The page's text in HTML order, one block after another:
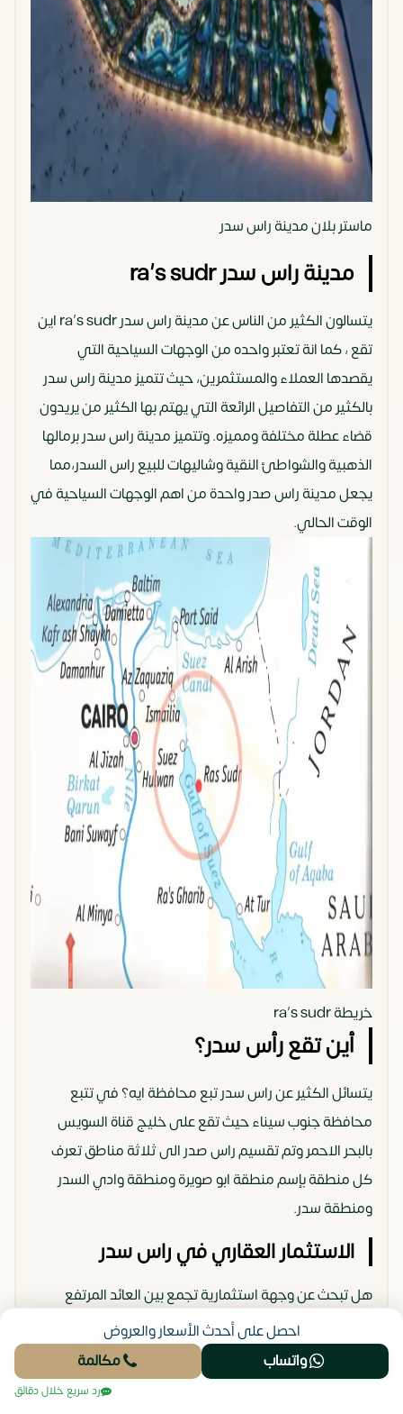
ماستر بلان مدينة راس سدر
مدينة راس سدر ra’s sudr
يتسالون الكثير من الناس عن مدينة راس سدر ra’s sudr اين
تقع ، كما انة تعتبر واحده من الوجهات السياحية التي
يقصدها العملاء والمستثمرين، حيث تتميز مدينة راس سدر
بالكثير من التفاصيل الرائعة التي يهتم بها الكثير من يريدون
قضاء عطلة مختلفة ومميزه. وتتميز مدينة راس سدر برمالها
الذهبية والشواطئ النقية وشاليهات للبيع راس السدر،مما
يجعل مدينة راس صدر واحدة من اهم الوجهات السياحية في
الوقت الحالي.
خريطة ra’s sudr
أين تقع رأس سدر؟
يتسائل الكثير عن راس سدر تبع محافظة ايه؟ في تتبع
محافظة جنوب سيناء حيث تقع على خليج قناة السويس
بالبحر الاحمر وتم تقسيم راس صدر الى ثلاثة مناطق تعرف
كل منطقة بإسم منطقة ابو صويرة ومنطقة وادي السدر
ومنطقة سدر.
الاستثمار العقاري في راس سدر
هل تبحث عن وجهة استثمارية تجمع بين العائد المرتفع
والموقع السياحي المميز؟ رأس سدر هي واحدة من أسرع
المناطق نموا في جنوب سيناء، وتتمتع بمقومات فريدة
تجعلها خيارا مثاليا للاستثمار العقاري، بفضل مناخها المعتدل
احصل على أحدث الأسعار والعروض
واتساب
مكالمة
رد سريع خلال دقائق